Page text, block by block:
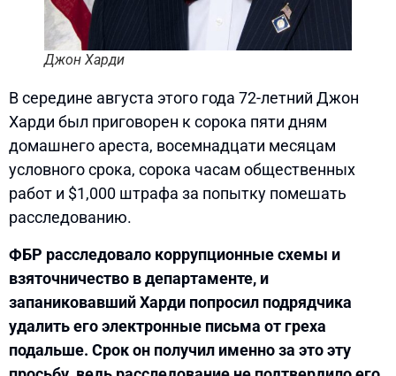
Джон Харди
В середине августа этого года 72-летний Джон
Харди был приговорен к сорока пяти дням
домашнего ареста, восемнадцати месяцам
условного срока, сорока часам общественных
работ и $1,000 штрафа за попытку помешать
расследованию.
ФБР расследовало коррупционные схемы и
взяточничество в департаменте, и
запаниковавший Харди попросил подрядчика
удалить его электронные письма от греха
подальше. Срок он получил именно за это эту